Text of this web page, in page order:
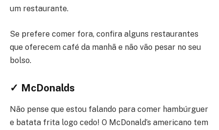
um restaurante.
Se prefere comer fora, confira alguns restaurantes
que oferecem café da manhã e não vão pesar no seu
bolso.
✓ McDonalds
Não pense que estou falando para comer hambúrguer
e batata frita logo cedo! O McDonald’s americano tem